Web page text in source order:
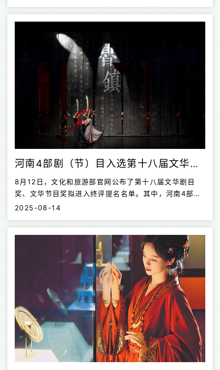
河南4部剧（节）目入选第十八届文华剧目奖、文华节目奖终评提名名单
8月12日，文化和旅游部官网公布了第十八届文华剧目
奖、文华节目奖拟进入终评提名名单。其中，河南4部剧
（节）目入选，分别是：河南省曲剧艺术保护传承中心出
心（郑州歌舞剧院）出品的群舞《唐宫夜宴》，河南省杂
技集团有限公司出品的杂技《长空啸·浪桥飞人》。
2025-08-14